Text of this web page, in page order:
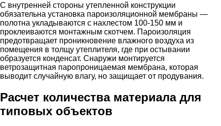
С внутренней стороны утепленной конструкции
обязательна установка пароизоляционной мембраны —
полотна укладываются с нахлестом 100-150 мм и
проклеиваются монтажным скотчем. Пароизоляция
предотвращает проникновение влажного воздуха из
помещения в толщу утеплителя, где при остывании
образуется конденсат. Снаружи монтируется
ветрозащитная паропроницаемая мембрана, которая
выводит случайную влагу, но защищает от продувания.
Расчет количества материала для
типовых объектов